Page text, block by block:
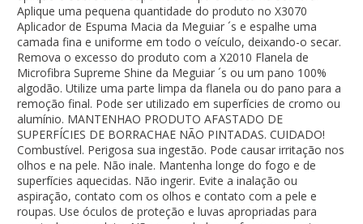
Aplique uma pequena quantidade do produto no X3070
Aplicador de Espuma Macia da Meguiar ´s e espalhe uma
camada fina e uniforme em todo o veículo, deixando-o secar.
Remova o excesso do produto com a X2010 Flanela de
Microfibra Supreme Shine da Meguiar ´s ou um pano 100%
algodão. Utilize uma parte limpa da flanela ou do pano para a
remoção final. Pode ser utilizado em superfícies de cromo ou
alumínio. MANTENHAO PRODUTO AFASTADO DE
SUPERFÍCIES DE BORRACHAE NÃO PINTADAS. CUIDADO!
Combustível. Perigosa sua ingestão. Pode causar irritação nos
olhos e na pele. Não inale. Mantenha longe do fogo e de
superfícies aquecidas. Não ingerir. Evite a inalação ou
aspiração, contato com os olhos e contato com a pele e
roupas. Use óculos de proteção e luvas apropriadas para